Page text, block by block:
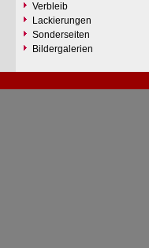
Verbleib
Lackierungen
Sonderseiten
Bildergalerien